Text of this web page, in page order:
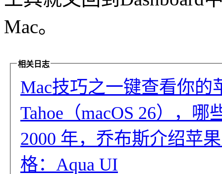
Mac。
相关日志
Mac技巧之一键查看你的
Tahoe（macOS 26），
2000 年，乔布斯介绍苹
格：Aqua UI